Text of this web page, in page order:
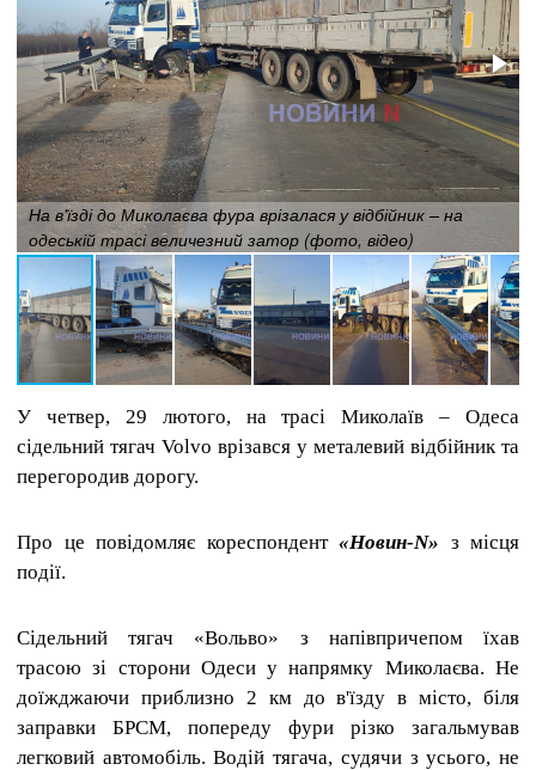
На в'їзді до Миколаєва фура врізалася у відбійник – на
одеській трасі величезний затор (фото, відео)
У четвер, 29 лютого, на трасі Миколаїв – Одеса
сідельний тягач Volvo врізався у металевий відбійник та
перегородив дорогу.
Про це повідомляє кореспондент «Новин-N» з місця
події.
Сідельний тягач «Вольво» з напівпричепом їхав
трасою зі сторони Одеси у напрямку Миколаєва. Не
доїжджаючи приблизно 2 км до в'їзду в місто, біля
заправки БРСМ, попереду фури різко загальмував
легковий автомобіль.Водій тягача, судячи з усього, не